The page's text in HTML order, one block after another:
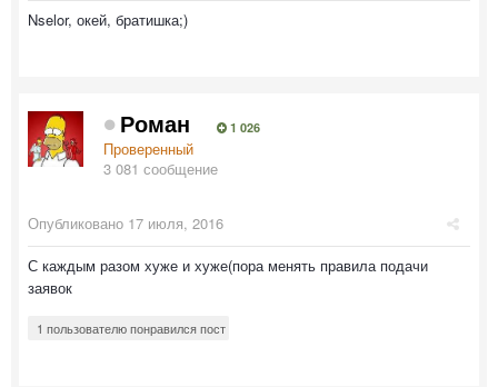
Nselor, окей, братишка;)
Роман 1 026
Проверенный
3 081 сообщение
Опубликовано 17 июля, 2016
С каждым разом хуже и хуже(пора менять правила подачи
заявок
1 пользователю понравился пост